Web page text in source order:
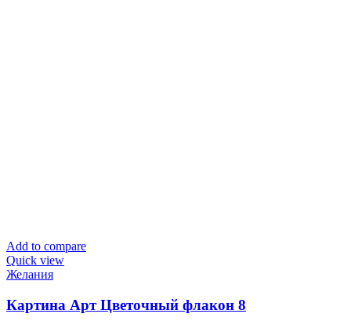
Add to compare
Quick view
Желания
Картина Арт Цветочный флакон 8